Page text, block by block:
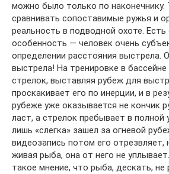
можно было только по наконечнику.
сравнивать сопоставимые ружья и
реальность в подводной охоте.
особенность — человек очень
определении расстояния выстрела.
выстрела! На тренировке в
стрелок, выставляя рубеж для
проскакивает его по инерции, и в
рубеже уже оказывается не кончик
ласт, а стрелок пребывает в полной
лишь «слегка» зашел за огневой
видеозапись потом его
живая рыба, она от него не
такое мнение, что рыба, дескать, не